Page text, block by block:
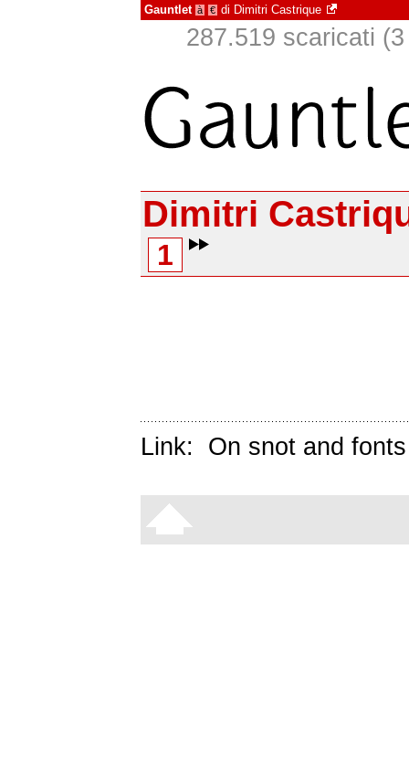
Gauntlet à € di Dimitri Castrique
287.519 scaricati
Dimitri
1
Link: On snot and fonts